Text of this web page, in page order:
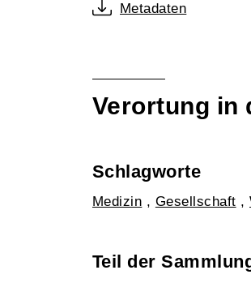
Metadaten
Verortung in
Schlagworte
Medizin , Gesellschaft ,
Teil der